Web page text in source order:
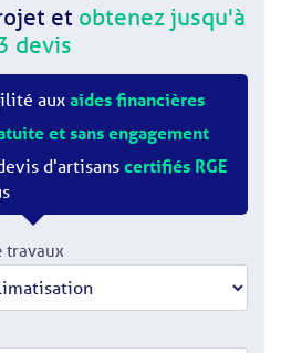
et obtenez jusqu'à
devis
auxaides financières
et sans engagement
d'artisanscertifiés RGE
travaux